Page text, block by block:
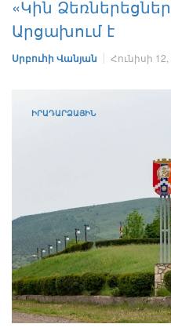
«Կին
Արցախում է
Սրբուհի Վանյան Հունիսի 12,
ԻՐԱԴԱՐՁԱՅԻՆ